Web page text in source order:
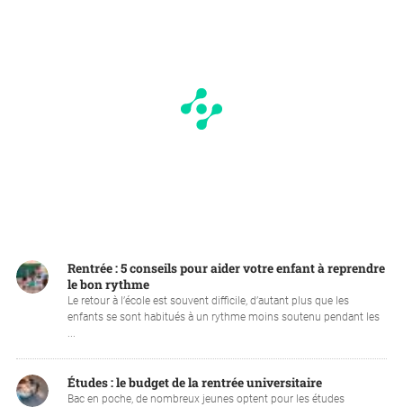
Rentrée : 5 conseils pour aider votre enfant à reprendre
le bon rythme
Le retour à l’école est souvent difficile, d’autant plus que les
enfants se sont habitués à un rythme moins soutenu pendant les
...
Études : le budget de la rentrée universitaire
Bac en poche, de nombreux jeunes optent pour les études